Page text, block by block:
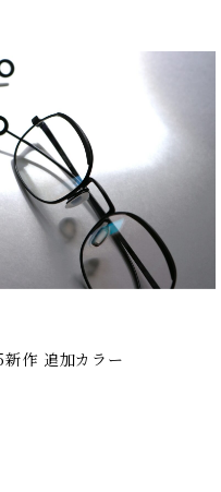
作 追加カラー